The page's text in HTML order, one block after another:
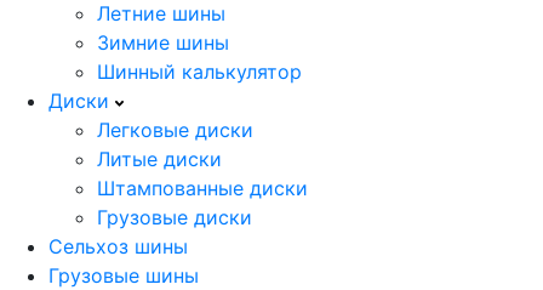
Летние шины
Зимние шины
Шинный калькулятор
Диски
Легковые диски
Литые диски
Штампованные диски
Грузовые диски
Сельхоз шины
Грузовые шины